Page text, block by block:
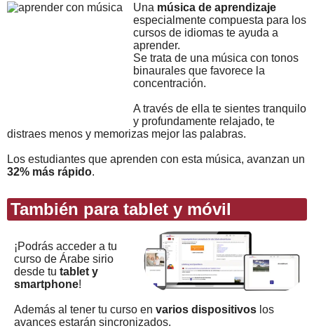
Una música de aprendizaje
especialmente compuesta para los
cursos de idiomas te ayuda a
aprender.
Se trata de una música con tonos
binaurales que favorece la
concentración.
A través de ella te sientes tranquilo
y profundamente relajado, te
distraes menos y memorizas mejor las palabras.
Los estudiantes que aprenden con esta música, avanzan un
32% más rápido.
También para tablet y móvil
¡Podrás acceder a tu
curso de Árabe sirio
desde tu tablet y
smartphone!
Además al tener tu curso en varios dispositivos los
avances estarán sincronizados.